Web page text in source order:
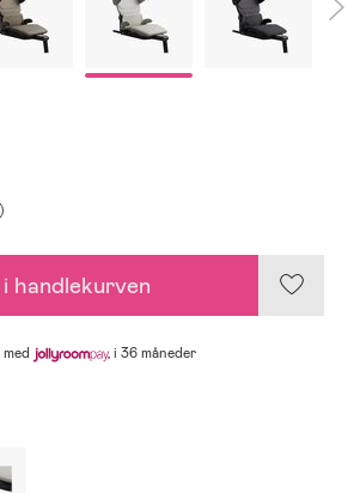
handlekurven
med i 36 måneder